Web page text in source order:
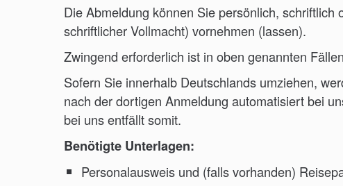
Die Abmeldung können Sie persönlich,
schriftlicher Vollmacht) vornehmen (lassen).
Zwingend erforderlich ist in oben genannten
Sofern Sie innerhalb Deutschlands umziehen,
nach der dortigen Anmeldung automatisiert bei
bei uns entfällt somit.
Benötigte Unterlagen:
Personalausweis und (falls vorhanden)